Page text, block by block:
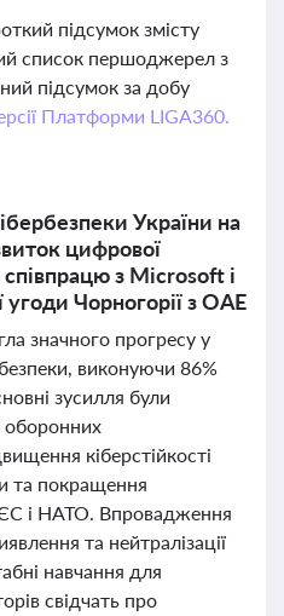
підсумок змісту
список першоджерел з
підсумок за добу
Платформи LIGA360.
України на
цифрової
з Microsoft і
Чорногорії з ОАЕ
значного прогресу у
виконуючи 86%
зусилля були
оборонних
кіберстійкості
та покращення
ЄС і НАТО. Впровадження
та нейтралізації
навчання для
свідчать про